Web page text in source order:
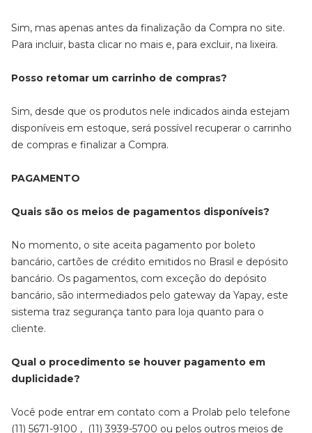
Sim, mas apenas antes da finalização da Compra no site.
Para incluir, basta clicar no mais e, para excluir, na lixeira.
Posso retomar um carrinho de compras?
Sim, desde que os produtos nele indicados ainda estejam
disponíveis em estoque, será possível recuperar o carrinho
de compras e finalizar a Compra.
PAGAMENTO
Quais são os meios de pagamentos disponíveis?
No momento, o site aceita pagamento por boleto
bancário, cartões de crédito emitidos no Brasil e depósito
bancário. Os pagamentos, com exceção do depósito
bancário, são intermediados pelo gateway da Yapay, este
sistema traz segurança tanto para loja quanto para o
cliente.
Qual o procedimento se houver pagamento em
duplicidade?
Você pode entrar em contato com a Prolab pelo telefone
(11) 5671-9100 , (11) 3939-5700 ou pelos outros meios de